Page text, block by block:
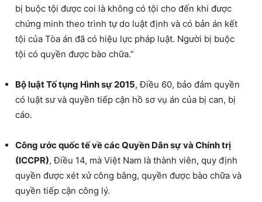
bị buộc tội được coi là không có tội cho đến khi được
chứng minh theo trình tự do luật định và có bản án kết
tội của Tòa án đã có hiệu lực pháp luật. Người bị buộc
tội có quyền được bào chữa.”
Bộ luật Tố tụng Hình sự 2015, Điều 60, bảo đảm quyền
có luật sư và quyền tiếp cận hồ sơ vụ án của bị can, bị
cáo.
Công ước quốc tế về các Quyền Dân sự và Chính trị
(ICCPR), Điều 14, mà Việt Nam là thành viên, quy định
quyền được xét xử công bằng, quyền được bào chữa và
quyền tiếp cận công lý.